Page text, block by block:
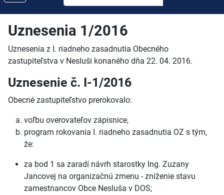
Uznesenia 1/2016
Uznesenia z I. riadneho zasadnutia Obecného
zastupiteľstva v Nesluši konaného dňa 22. 04. 2016.
Uznesenie č. I-1/2016
Obecné zastupiteľstvo prerokovalo:
voľbu overovateľov zápisnice,
program rokovania I. riadneho zasadnutia OZ s tým,
že:
za bod 1 sa zaradí návrh starostky Ing. Zuzany
Jancovej na organizačnú zmenu - zníženie stavu
zamestnancov Obce Nesluša v DOS;